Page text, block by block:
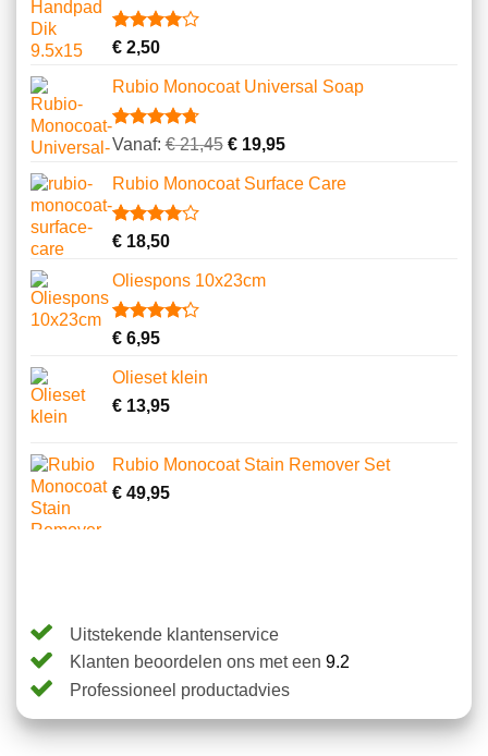
Gewaardeerd
5
gebaseerd
op
3
klantbeoordelingen
€2,50
Rubio Monocoat Universal Soap
Gewaardeerd
gebaseerd
op
23
klantbeoordelingen
Vanaf:€21,45 € 19,95
Rubio Monocoat Surface Care
Gewaardeerd
5
gebaseerd
op
2
€18,50
Oliespons 10x23cm
Gewaardeerd
gebaseerd
op
9
klantbeoordelingen
€6,95
Olieset klein
€13,95
Rubio Monocoat Stain Remover Set
€49,95
Uitstekende klantenservice
Klanten beoordelen ons met een 9.2
Professioneel productadvies